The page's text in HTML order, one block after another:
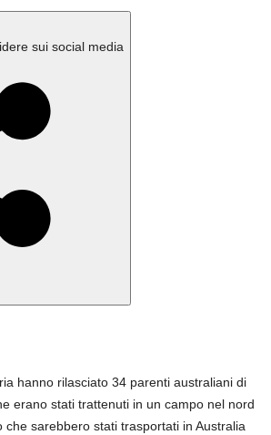
sui social media
hanno rilasciato 34 parenti australiani di
erano stati trattenuti in un campo nel nord
che sarebbero stati trasportati in Australia